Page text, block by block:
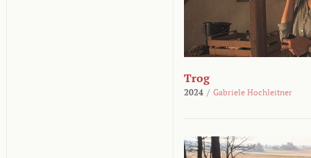
Trog
2024 / Gabriele Hochleitner